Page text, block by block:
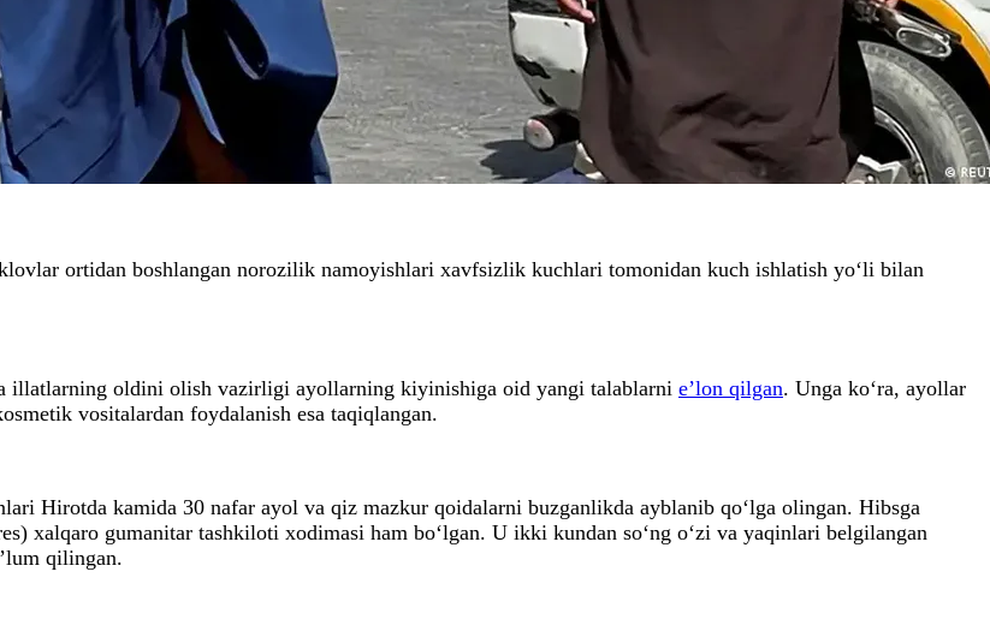
ortidan boshlangan norozilik namoyishlari xavfsizlik kuchlari tomonidan kuch ishlatish yo‘li bilan
illatlarning oldini olish vazirligi ayollarning kiyinishiga oid yangi talablarni e’lon qilgan. Unga ko‘ra, ayollar
vositalardan foydalanish esa taqiqlangan.
Hirotda kamida 30 nafar ayol va qiz mazkur qoidalarni buzganlikda ayblanib qo‘lga olingan. Hibsga
xalqaro gumanitar tashkiloti xodimasi ham bo‘lgan. U ikki kundan so‘ng o‘zi va yaqinlari belgilangan
qilingan.